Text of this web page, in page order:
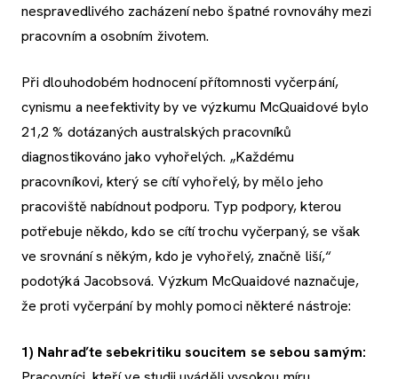
nespravedlivého zacházení nebo špatné rovnováhy mezi
pracovním a osobním životem.
Při dlouhodobém hodnocení přítomnosti vyčerpání,
cynismu a neefektivity by ve výzkumu McQuaidové bylo
21,2 % dotázaných australských pracovníků
diagnostikováno jako vyhořelých. „Každému
pracovníkovi, který se cítí vyhořelý, by mělo jeho
pracoviště nabídnout podporu. Typ podpory, kterou
potřebuje někdo, kdo se cítí trochu vyčerpaný, se však
ve srovnání s někým, kdo je vyhořelý, značně liší,“
podotýká Jacobsová. Výzkum McQuaidové naznačuje,
že proti vyčerpání by mohly pomoci některé nástroje:
1) Nahraďte sebekritiku soucitem se sebou samým: